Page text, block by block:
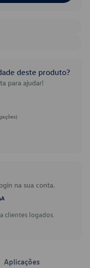
deste produto?
para ajudar!
na sua conta.
clientes logados.
Aplicações